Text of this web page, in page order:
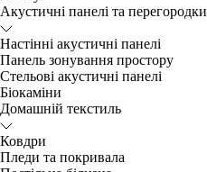
Акустичні панелі та перегородки
Настінні акустичні панелі
Панель зонування простору
Стельові акустичні панелі
Біокаміни
Домашній текстиль
Ковдри
Пледи та покривала